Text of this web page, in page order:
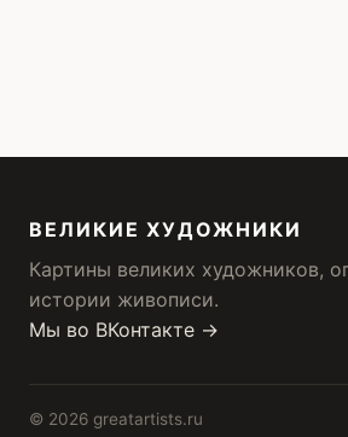
ВЕЛИКИЕ ХУДОЖНИКИ
Картины великих художников,
истории живописи.
Мы во ВКонтакте →
© 2026 greatartists.ru